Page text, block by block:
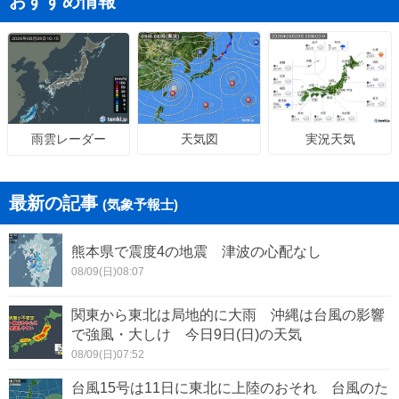
雨雲レーダー 天気図 実況天気
最新の記事 (気象予報士)
熊本県で震度4の地震 津波の心配なし
08/09(日)08:07
関東から東北は局地的に大雨 沖縄は台風の影響
で強風・大しけ 今日9日(日)の天気
08/09(日)07:52
台風15号は11日に東北に上陸のおそれ 台風のた